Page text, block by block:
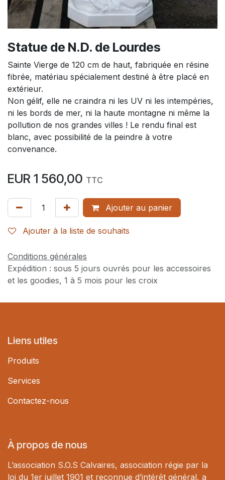
Statue de N.D. de Lourdes
Sainte Vierge de 120 cm de haut, fabriquée en résine
fibrée, matériau spécialement destiné à être placé en
extérieur.
Non gélif, elle ne craindra ni les UV ni les intempéries,
ni les bords de mer, ni la haute montagne ni même la
pollution de nos grandes villes ! Le rendu final est
blanc, avec possibilité de la peindre à votre
convenance.
EUR 1 560,00 TTC
Ajouter au panier
Ajouter à la liste de souhaits
Conditions générales
Expédition : sous 5 jours ouvrés pour les accessoires
et les goodies, 1 à 5 mois pour les croix
Liens utiles
Produits
Services
Contactez-nous
À propos de nous
L’association S.O.S Calvaires, association régie par la
loi du 1er juillet 1901 et reconnue d’intérêt général, a